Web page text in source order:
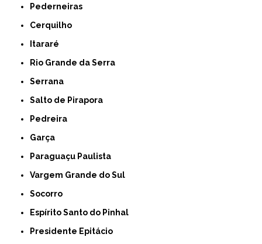
Pederneiras
Cerquilho
Itararé
Rio Grande da Serra
Serrana
Salto de Pirapora
Pedreira
Garça
Paraguaçu Paulista
Vargem Grande do Sul
Socorro
Espírito Santo do Pinhal
Presidente Epitácio